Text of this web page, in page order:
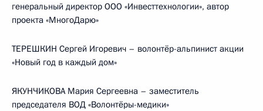
генеральный директор ООО «Инвесттехнологии», автор
проекта «МногоДарю»
ТЕРЕШКИН Сергей Игоревич – волонтёр-альпинист акции
«Новый год в каждый дом»
ЯКУНЧИКОВА Мария Сергеевна – заместитель
председателя ВОД «Волонтёры-медики»